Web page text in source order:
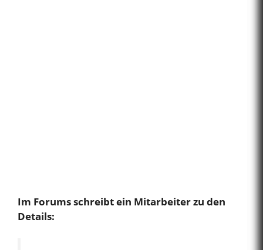
Im Forums schreibt ein Mitarbeiter zu den
Details: